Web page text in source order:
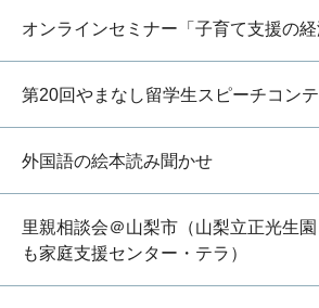
オンラインセミナー「子育て支援の経
第20回やまなし留学生スピーチコンテ
外国語の絵本読み聞かせ
里親相談会＠山梨市（山梨立正光生
も家庭支援センター・テラ）